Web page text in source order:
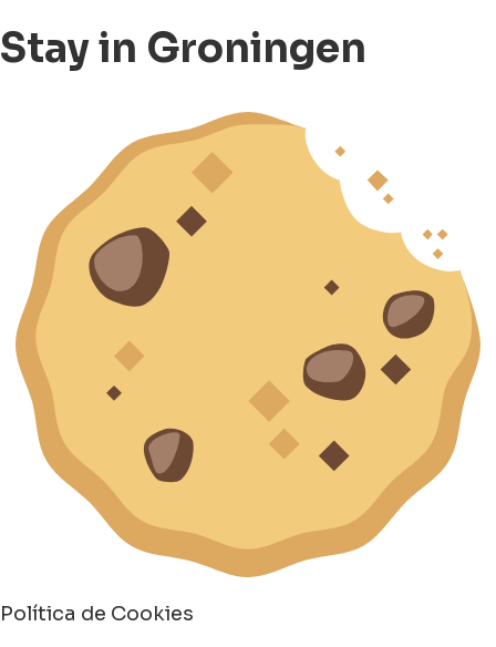
Stay in Groningen
Política de Cookies